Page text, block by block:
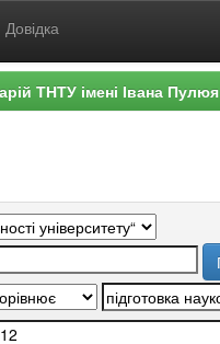
Довідка
ТНТУ імені Івана Пулюя